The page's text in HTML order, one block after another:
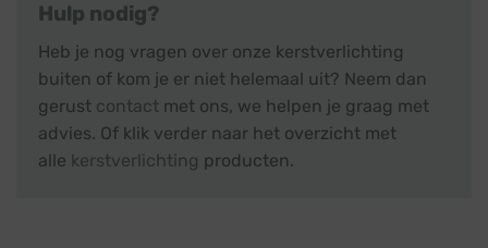
Hulp nodig?
Heb je nog vragen over onze kerstverlichting
buiten of kom je er niet helemaal uit? Neem dan
gerust contact met ons, we helpen je graag met
advies. Of klik verder naar het overzicht met
alle kerstverlichting producten.